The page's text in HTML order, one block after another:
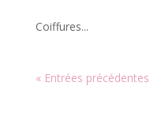
Coiffures...
« Entrées précédentes